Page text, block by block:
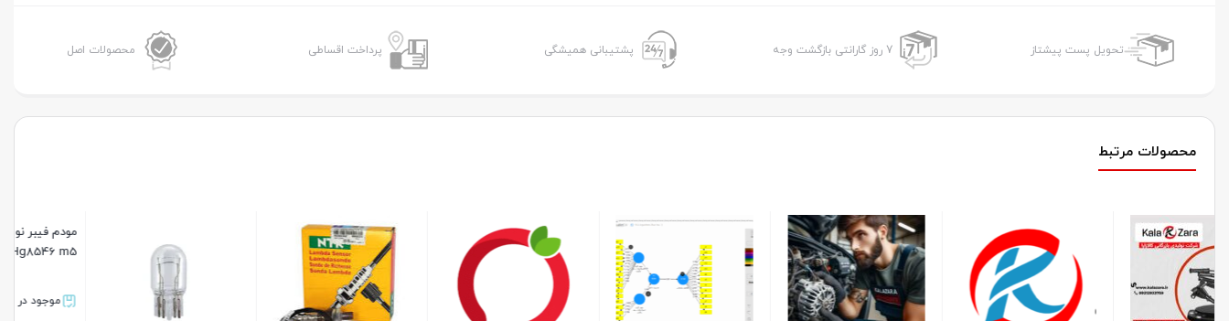
تحویل پست پیشتاز 7 روز گارانتی بازگشت وجه پشتیبانی همیشگی پرداخت اقساطی محصولات اصل
محصولات مرتبط
مودم فیبر نوری هواوی مدل
Hg8546 m5
موجود در انبار
کابل گاز انژکتور پیکان EKC
سبزوار
موجود در انبار